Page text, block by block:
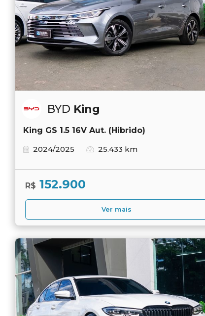
BYD King
King GS 1.5 16V Aut. (Hibrido)
2024/2025
25.433 km
R$ 152.900
Ver mais